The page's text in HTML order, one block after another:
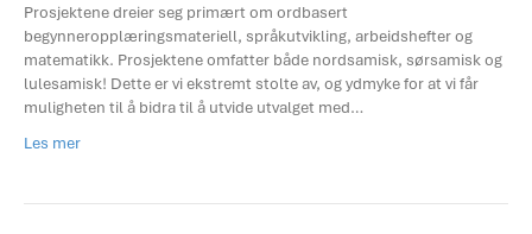
Prosjektene dreier seg primært om ordbasert
begynneropplæringsmateriell, språkutvikling, arbeidshefter og
matematikk. Prosjektene omfatter både nordsamisk, sørsamisk og
lulesamisk! Dette er vi ekstremt stolte av, og ydmyke for at vi får
muligheten til å bidra til å utvide utvalget med…
Les mer